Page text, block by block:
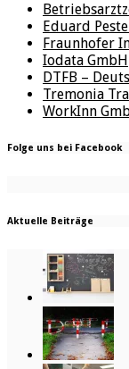
Eduard
Fraunhofer
Iodata GmbH
DTFB –
Tremonia
WorkInn
Folge uns bei Facebook
Aktuelle Beiträge